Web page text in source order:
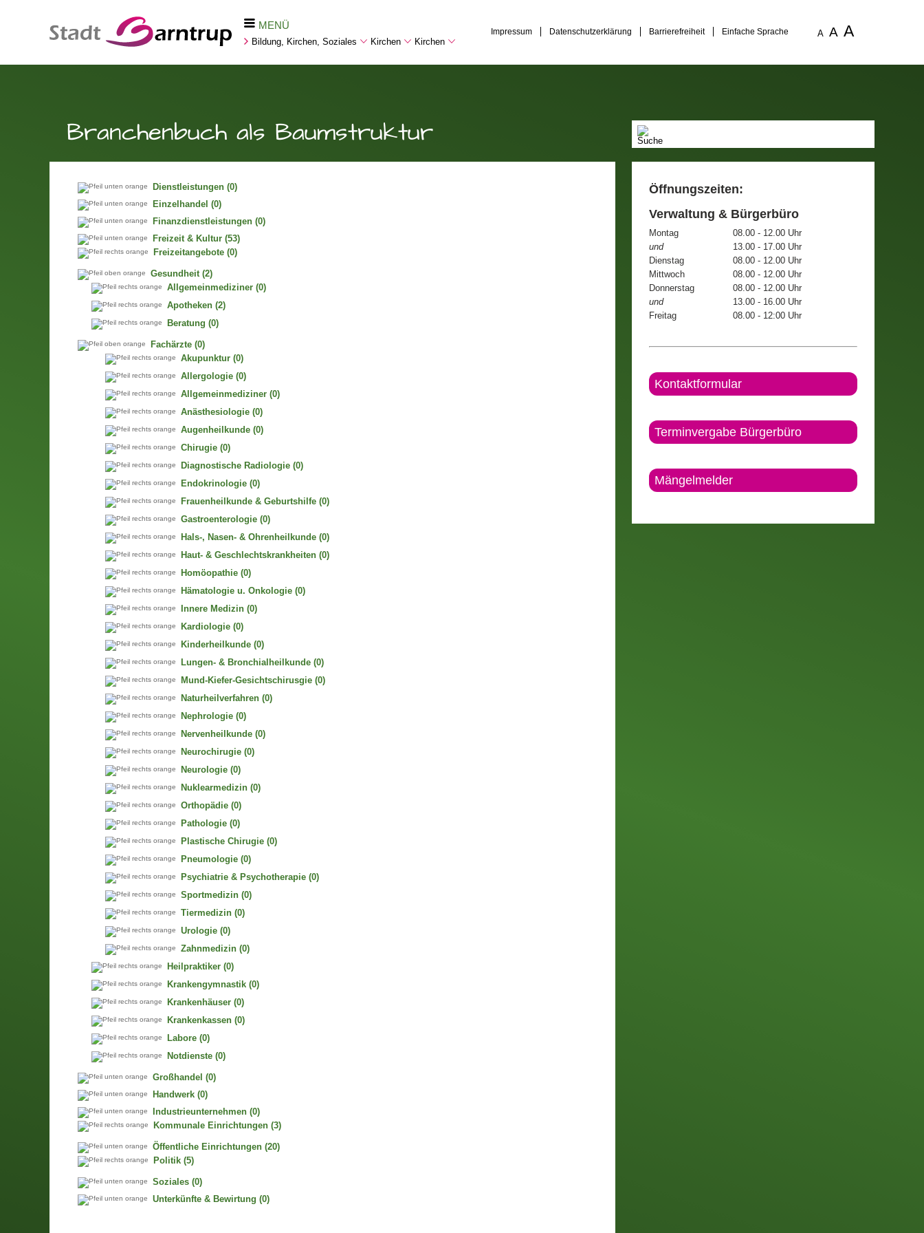
MENÜ
Bildung, Kirchen, Soziales Kirchen Kirchen
Impressum Datenschutzerklärung Barrierefreiheit Einfache Sprache A A A
Branchenbuch als Baumstruktur
Dienstleistungen (0)
Einzelhandel (0)
Finanzdienstleistungen (0)
Freizeit & Kultur (53)
Freizeitangebote (0)
Gesundheit (2)
Allgemeinmediziner (0)
Apotheken (2)
Beratung (0)
Fachärzte (0)
Akupunktur (0)
Allergologie (0)
Allgemeinmediziner (0)
Anästhesiologie (0)
Augenheilkunde (0)
Chirugie (0)
Diagnostische Radiologie (0)
Endokrinologie (0)
Frauenheilkunde & Geburtshilfe (0)
Gastroenterologie (0)
Hals-, Nasen- & Ohrenheilkunde (0)
Haut- & Geschlechtskrankheiten (0)
Homöopathie (0)
Hämatologie u. Onkologie (0)
Innere Medizin (0)
Kardiologie (0)
Kinderheilkunde (0)
Lungen- & Bronchialheilkunde (0)
Mund-Kiefer-Gesichtschirusgie (0)
Naturheilverfahren (0)
Nephrologie (0)
Nervenheilkunde (0)
Neurochirugie (0)
Neurologie (0)
Nuklearmedizin (0)
Orthopädie (0)
Pathologie (0)
Plastische Chirugie (0)
Pneumologie (0)
Psychiatrie & Psychotherapie (0)
Sportmedizin (0)
Tiermedizin (0)
Urologie (0)
Zahnmedizin (0)
Heilpraktiker (0)
Krankengymnastik (0)
Krankenhäuser (0)
Krankenkassen (0)
Labore (0)
Notdienste (0)
Großhandel (0)
Handwerk (0)
Industrieunternehmen (0)
Kommunale Einrichtungen (3)
Öffentliche Einrichtungen (20)
Politik (5)
Soziales (0)
Unterkünfte & Bewirtung (0)
Öffnungszeiten:
Verwaltung & Bürgerbüro
Montag
08.00 - 12.00 Uhr
und
13.00 - 17.00 Uhr
Dienstag
08.00 - 12.00 Uhr
Mittwoch
08.00 - 12.00 Uhr
Donnerstag
08.00 - 12.00 Uhr
und
13.00 - 16.00 Uhr
Freitag
08.00 - 12:00 Uhr
Kontaktformular
Terminvergabe Bürgerbüro
Mängelmelder